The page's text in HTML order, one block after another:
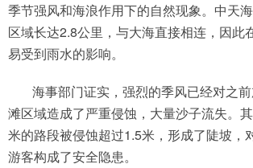
季节强风和海浪作用下的自然现象。中天
区域长达2.8公里，与大海直接相连，因此
易受到雨水的影响。
海事部门证实，强烈的季风已经对之
滩区域造成了严重侵蚀，大量沙子流失。
米的路段被侵蚀超过1.5米，形成了陡坡，
游客构成了安全隐患。